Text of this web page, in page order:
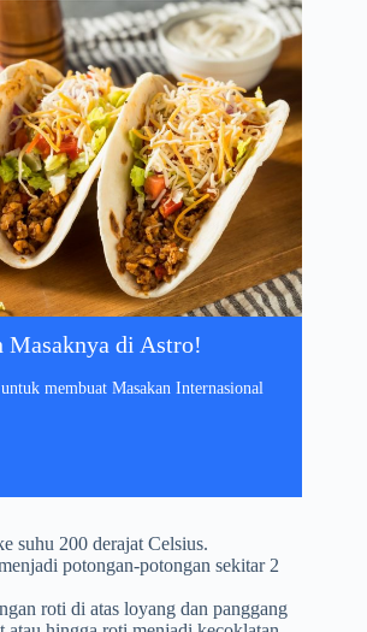
Masaknya di Astro!
membuat Masakan Internasional
suhu 200 derajat Celsius.
potongan-potongan sekitar 2
roti di atas loyang dan panggang